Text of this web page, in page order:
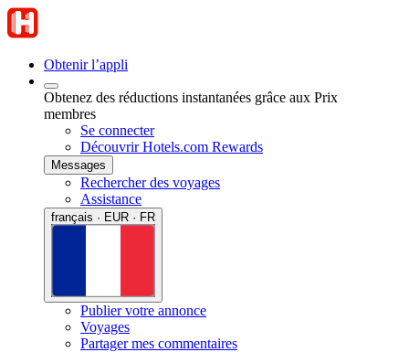
Obtenir l’appli
Obtenez des réductions instantanées grâce aux Prix
membres
Se connecter
Découvrir Hotels.com Rewards
Messages
Rechercher des voyages
Assistance
français · EUR · FR
Publier votre annonce
Voyages
Partager mes commentaires